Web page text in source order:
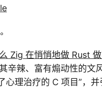
Zig 在悄悄地做 Rust
辛辣、富有煽动性的文
心理治疗的 C 项目”，